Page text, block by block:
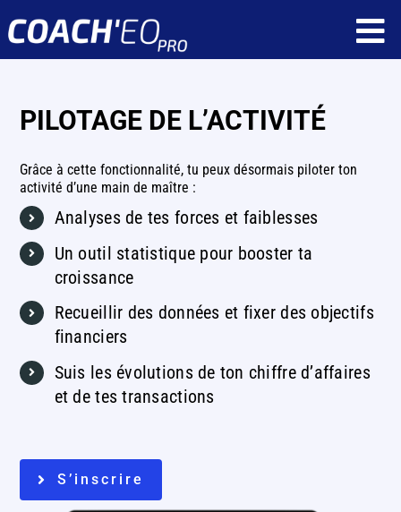
au
Ressources
Tarif
Qui sommes nous ?
Application client
PILOTAGE DE L’ACTIVITÉ
Grâce à cette fonctionnalité, tu peux désormais piloter ton
activité d’une main de maître :
Analyses de tes forces et faiblesses
Un outil statistique pour booster ta
croissance
Recueillir des données et fixer des objectifs
financiers
Suis les évolutions de ton chiffre d’affaires
et de tes transactions
S’inscrire